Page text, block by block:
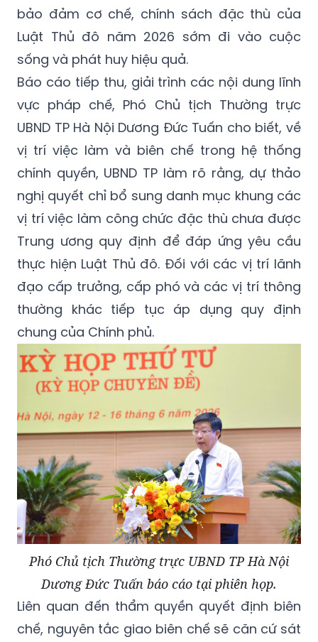
bảo đảm cơ chế, chính sách đặc thù của
Luật Thủ đô năm 2026 sớm đi vào cuộc
sống và phát huy hiệu quả.
Báo cáo tiếp thu, giải trình các nội dung lĩnh
vực pháp chế, Phó Chủ tịch Thường trực
UBND TP Hà Nội Dương Đức Tuấn cho biết, về
vị trí việc làm và biên chế trong hệ thống
chính quyền, UBND TP làm rõ rằng, dự thảo
nghị quyết chỉ bổ sung danh mục khung các
vị trí việc làm công chức đặc thù chưa được
Trung ương quy định để đáp ứng yêu cầu
thực hiện Luật Thủ đô. Đối với các vị trí lãnh
đạo cấp trưởng, cấp phó và các vị trí thông
thường khác tiếp tục áp dụng quy định
chung của Chính phủ.
Phó Chủ tịch Thường trực UBND TP Hà Nội
Dương Đức Tuấn báo cáo tại phiên họp.
Liên quan đến thẩm quyền quyết định biên
chế, nguyên tắc giao biên chế sẽ căn cứ sát